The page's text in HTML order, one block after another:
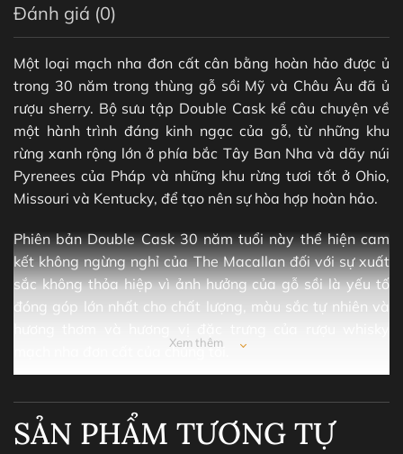
Đánh giá (0)
Một loại mạch nha đơn cất cân bằng hoàn hảo được ủ
trong 30 năm trong thùng gỗ sồi Mỹ và Châu Âu đã ủ
rượu sherry. Bộ sưu tập Double Cask kể câu chuyện về
một hành trình đáng kinh ngạc của gỗ, từ những khu
rừng xanh rộng lớn ở phía bắc Tây Ban Nha và dãy núi
Pyrenees của Pháp và những khu rừng tươi tốt ở Ohio,
Missouri và Kentucky, để tạo nên sự hòa hợp hoàn hảo.
Phiên bản Double Cask 30 năm tuổi này thể hiện cam
kết không ngừng nghỉ của The Macallan đối với sự xuất
sắc không thỏa hiệp vì ảnh hưởng của gỗ sồi là yếu tố
đóng góp lớn nhất cho chất lượng, màu sắc tự nhiên và
mạch nha đơn cất của chúng tôi.
Xem thêm
SẢN PHẨM TƯƠNG TỰ